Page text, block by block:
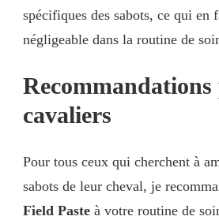
spécifiques des sabots, ce qui en
négligeable dans la routine de
Recommandations
cavaliers
Pour tous ceux qui cherchent à
sabots de leur cheval, je
Field Paste à votre routine de